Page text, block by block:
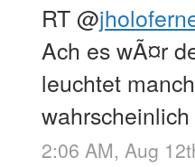
RT@
Ach es wÃ¤r
leuchtet
wahrscheinlich
2:06 AM, Aug